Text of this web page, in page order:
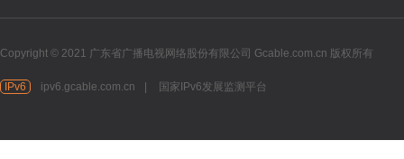
Copyright © 2021 广东省广播电视网络股份有限公司 Gcable.com.cn 版权所有
IPv6 ipv6.gcable.com.cn 国家IPv6发展监测平台